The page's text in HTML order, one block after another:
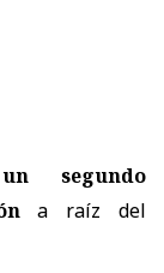
un segundo
a raíz del